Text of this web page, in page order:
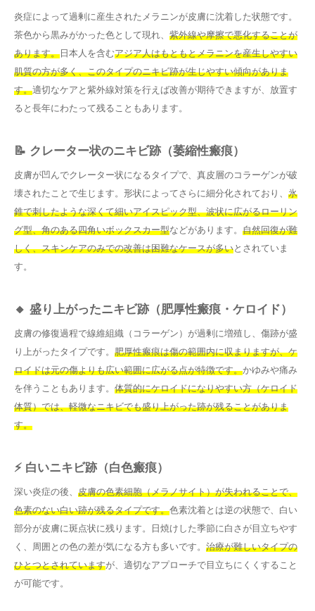
炎症によって過剰に産生されたメラニンが皮膚に沈着した状態です。
茶色から黒みがかった色として現れ、 紫外線や摩擦で悪化することが
あります。 日本人を含むアジア人はもともとメラニンを産生しやすい
肌質の方が多く、このタイプのニキビ跡が生じやすい傾向がありま
す。適切なケアと紫外線対策を行えば改善が期待できますが、放置す
ると長年にわたって残ることもあります。
📝 クレーター状のニキビ跡（萎縮性瘢痕）
皮膚が凹んでクレーター状になるタイプで、真皮層のコラーゲンが破
壊されたことで生じます。形状によってさらに細分化されており、 氷
錐で刺したような深くて細いアイスピック型、波状に広がるローリン
グ型、角のある四角いボックスカー型などがあります。 自然回復が難
しく、スキンケアのみでの改善は困難なケースが多いとされていま
す。
🔸 盛り上がったニキビ跡（肥厚性瘢痕・ケロイド）
皮膚の修復過程で線維組織（コラーゲン）が過剰に増殖し、傷跡が盛
り上がったタイプです。 肥厚性瘢痕は傷の範囲内に収まりますが、ケ
ロイドは元の傷よりも広い範囲に広がる点が特徴です。かゆみや痛み
を伴うこともあります。 体質的にケロイドになりやすい方（ケロイド
体質）では、軽微なニキビでも盛り上がった跡が残ることがありま
す。
⚡ 白いニキビ跡（白色瘢痕）
深い炎症の後、 皮膚の色素細胞（メラノサイト）が失われることで、
色素のない白い跡が残るタイプです。色素沈着とは逆の状態で、白い
部分が皮膚に斑点状に残ります。日焼けした季節に白さが目立ちやす
く、周囲との色の差が気になる方も多いです。 治療が難しいタイプの
ひとつとされていますが、適切なアプローチで目立ちにくくすること
が可能です。